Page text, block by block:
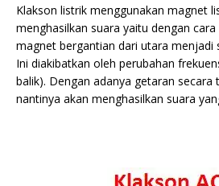
Klakson listrik menggunakan magnet
menghasilkan suara yaitu dengan
magnet bergantian dari utara menjadi
Ini diakibatkan oleh perubahan
balik). Dengan adanya getaran secara
nantinya akan menghasilkan suara